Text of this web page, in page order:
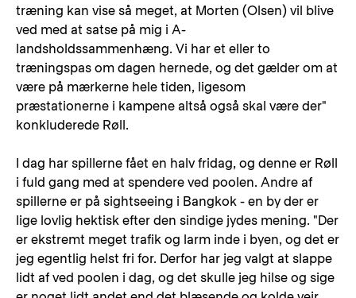
træning kan vise så meget, at Morten (Olsen) vil blive
ved med at satse på mig i A-
landsholdssammenhæng. Vi har et eller to
træningspas om dagen hernede, og det gælder om at
være på mærkerne hele tiden, ligesom
præstationerne i kampene altså også skal være der"
konkluderede Røll.
I dag har spillerne fået en halv fridag, og denne er Røll
i fuld gang med at spendere ved poolen. Andre af
spillerne er på sightseeing i Bangkok - en by der er
lige lovlig hektisk efter den sindige jydes mening. "Der
er ekstremt meget trafik og larm inde i byen, og det er
jeg egentlig helst fri for. Derfor har jeg valgt at slappe
lidt af ved poolen i dag, og det skulle jeg hilse og sige